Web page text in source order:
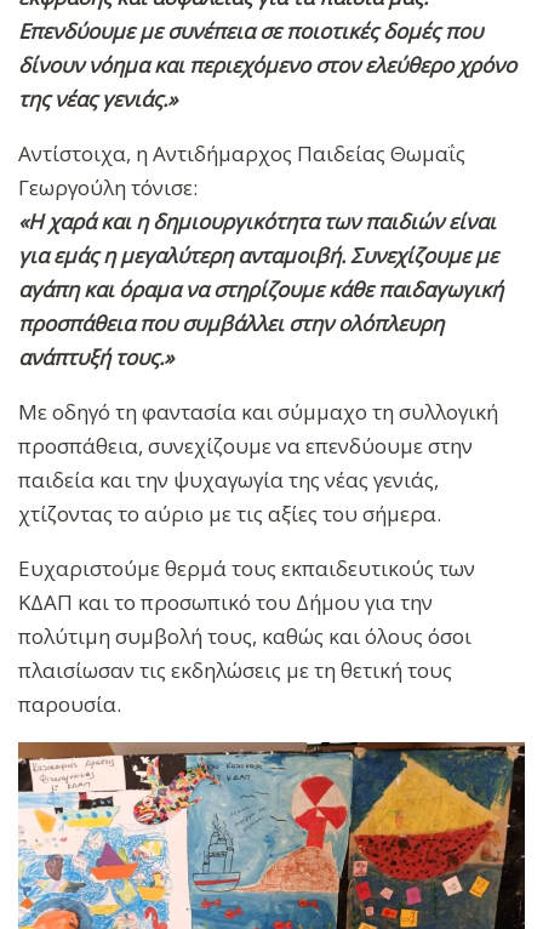
Επενδύουμε με συνέπεια σε ποιοτικές δομές που
δίνουν νόημα και περιεχόμενο στον ελεύθερο χρόνο
της νέας γενιάς.»
Αντίστοιχα, η Αντιδήμαρχος Παιδείας Θωμαΐς
Γεωργούλη τόνισε:
«Η χαρά και η δημιουργικότητα των παιδιών είναι
για εμάς η μεγαλύτερη ανταμοιβή. Συνεχίζουμε με
αγάπη και όραμα να στηρίζουμε κάθε παιδαγωγική
προσπάθεια που συμβάλλει στην ολόπλευρη
ανάπτυξή τους.»
Με οδηγό τη φαντασία και σύμμαχο τη συλλογική
προσπάθεια, συνεχίζουμε να επενδύουμε στην
παιδεία και την ψυχαγωγία της νέας γενιάς,
χτίζοντας το αύριο με τις αξίες του σήμερα.
Ευχαριστούμε θερμά τους εκπαιδευτικούς των
ΚΔΑΠ και το προσωπικό του Δήμου για την
πολύτιμη συμβολή τους, καθώς και όλους όσοι
πλαισίωσαν τις εκδηλώσεις με τη θετική τους
παρουσία.